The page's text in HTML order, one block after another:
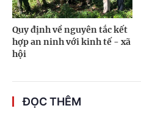
Quy định về nguyên tắc kết
hợp an ninh với kinh tế - xã
hội
ĐỌC THÊM